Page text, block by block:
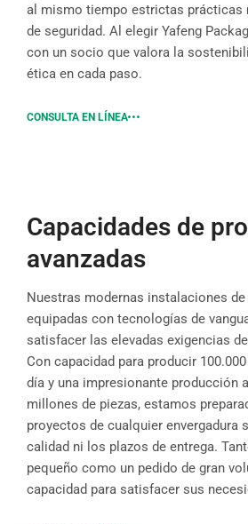
al mismo tiempo estrictas prácticas
de seguridad. Al elegir Yafeng
con un socio que valora la
ética en cada paso.
CONSULTA EN LÍNEA
Capacidades de
avanzadas
Nuestras modernas instalaciones
equipadas con tecnologías de
satisfacer las elevadas exigencias
Con capacidad para producir
día y una impresionante producción
millones de piezas, estamos
proyectos de cualquier envergadura
calidad ni los plazos de entrega.
pequeño como un pedido de gran
capacidad para satisfacer sus